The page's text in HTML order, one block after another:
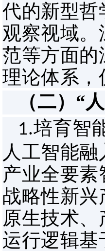
代的新型哲
观察视域。
范等方面的
理论体系，
（二）“
1.培育智
人工智能
产业全要
战略性新兴
原生技术
运行逻辑基